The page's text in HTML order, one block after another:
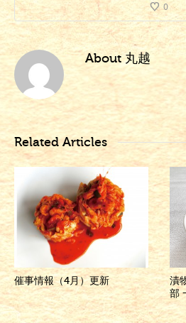
0
About 丸越
Related Articles
催事情報（4月）更新
漬
部